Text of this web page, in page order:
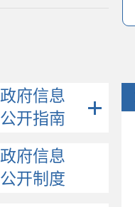
政府信息
公开指南
政府信息
公开制度